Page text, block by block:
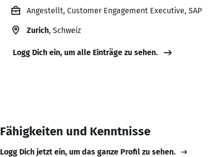
Angestellt, Customer Engagement Executive, SAP
Zurich, Schweiz
Logg Dich ein, um alle Einträge zu sehen.
Fähigkeiten und Kenntnisse
Logg Dich jetzt ein, um das ganze Profil zu sehen.